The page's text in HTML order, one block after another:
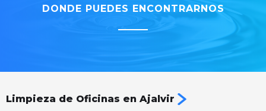
DONDE PUEDES ENCONTRARNOS
Limpieza de Oficinas en Ajalvir